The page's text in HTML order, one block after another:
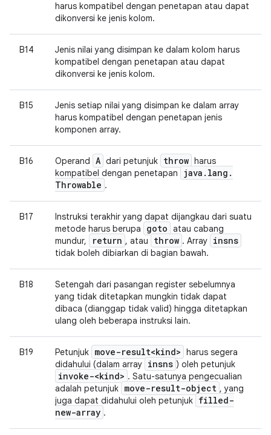
harus kompatibel dengan penetapan atau dapat
dikonversi ke jenis kolom.
B14
Jenis nilai yang disimpan ke dalam kolom harus
kompatibel dengan penetapan atau dapat
dikonversi ke jenis kolom.
B15
Jenis setiap nilai yang disimpan ke dalam array
harus kompatibel dengan penetapan jenis
komponen array.
B16 Operand A dari petunjuk throw harus
kompatibel dengan penetapan
java . lang .
Throwable .
B17
Instruksi terakhir yang dapat dijangkau dari suatu
metode harus berupa
goto atau cabang
mundur,
return , atau throw . Array insns
tidak boleh dibiarkan di bagian bawah.
B18
Setengah dari pasangan register sebelumnya
yang tidak ditetapkan mungkin tidak dapat
dibaca (dianggap tidak valid) hingga ditetapkan
ulang oleh beberapa instruksi lain.
B19 Petunjuk move-result<kind> harus segera
didahului (dalam array insns ) oleh petunjuk
invoke-<kind> . Satu-satunya pengecualian
adalah petunjuk move-result-object , yang
juga dapat didahului oleh petunjuk filled-
new-array .